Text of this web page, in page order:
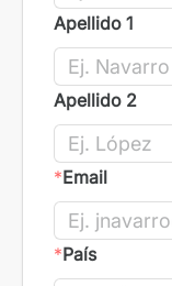
Apellido 1
Apellido 2
*Email
*País